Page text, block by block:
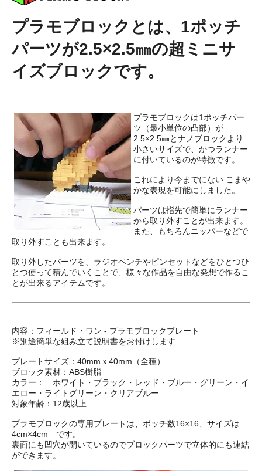
プラモブロックとは、1ポッチ
パーツが2.5×2.5㎜の超ミニサ
イズブロックです。
プラモブロックは1ポッチパー
ツ（最小単位の凸部）が
2.5×2.5㎜とナノブロックより
小さいサイズで、かつランナー
に付いているのが特徴です。
これにより今までにない こまや
かな表現を可能にしました。
パーツは指先で簡単にランナー
から取り外すことが出来ます。
また、もちろんニッパーなどで
取り外すことも出来ます。
取り外したパーツを、ラジオペンチやピンセットなどをひとつひ
とつ使って積んでいくことで、様々な作品を自由な発想で作るこ
とが出来るアイテムです。
内容：フィールド・ワン - プラモブロックプレート
※別途簡単な組み立て説明書をお付けします
プレートサイズ：40mmｘ40mm（全種）
ブロック素材：ABS樹脂
カラー： ホワイト・ブラック・レッド・ブルー・グリーン・イ
エロー・ライトグリーン・クリアブルー
対象年齢：12歳以上
プラモブロックの専用プレートは、ポッチ数16×16、サイズは
4cm×4cm です。
裏面にも凹穴が開いているのでブロックパーツで立体的にも連結
ができます。